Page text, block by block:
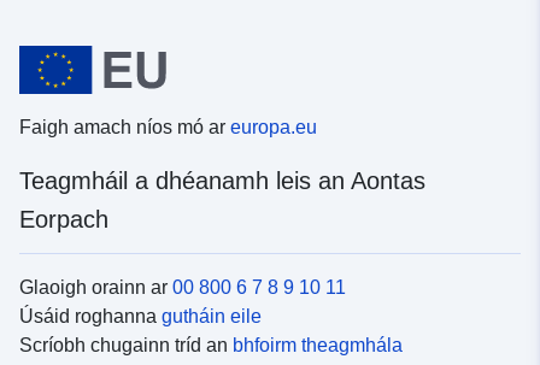
Faigh amach níos mó ar europa.eu
Teagmháil a dhéanamh leis an Aontas
Eorpach
Glaoigh orainn ar 00 800 6 7 8 9 10 11
Úsáid roghanna gutháin eile
Scríobh chugainn tríd an bhfoirm theagmhála